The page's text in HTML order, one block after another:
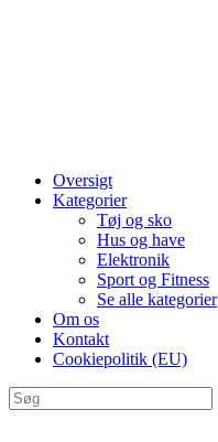
Oversigt
Kategorier
Tøj og sko
Hus og have
Elektronik
Sport og Fitness
Se alle kategorier
Om os
Kontakt
Cookiepolitik (EU)